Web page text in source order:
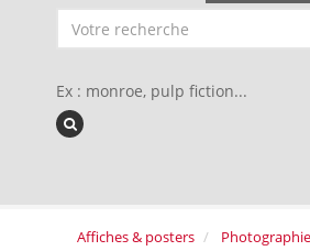
Ex : monroe, pulp fiction...
Affiches & posters